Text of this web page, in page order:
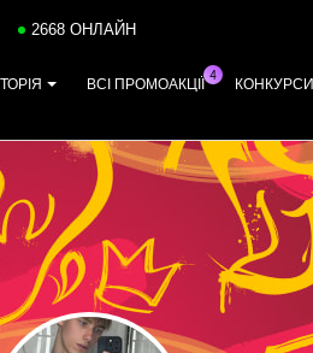
2668 ОНЛАЙН
ВСІ ПРОМОАКЦІЇ КОНКУРСИ